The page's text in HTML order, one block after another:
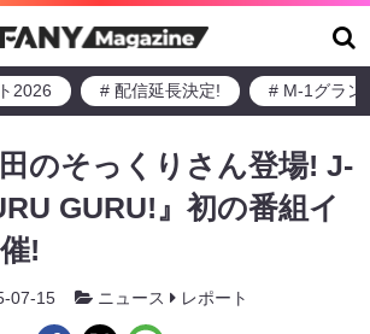
2026 # 配信延長決定! # M-1グラン
のそっくりさん登場! J-
GURU!』初の番組イ
!
07-15 ニュース レポート